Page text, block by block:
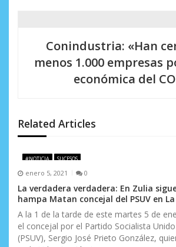
ó
n
d
e
e
n
Conindustria: «Han
menos 1.000 empresas
económica del
Related Articles
#NOTICIA SUCESOS
enero 5, 2021 0
La verdadera verdadera: En Zulia
hampa Matan concejal del PSUV en
A la 1 de la tarde de este martes 5 de
el concejal por el Partido Socialista
(PSUV), Sergio José Prieto González,